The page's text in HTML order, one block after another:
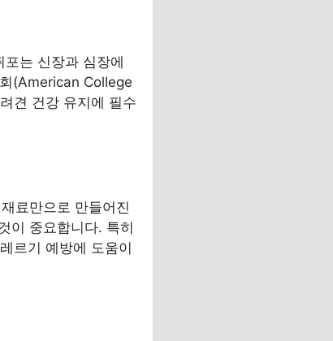
는 신장과 심장에
(American College
견 건강 유지에 필수
료만으로 만들어진
이 중요합니다. 특히
르기 예방에 도움이